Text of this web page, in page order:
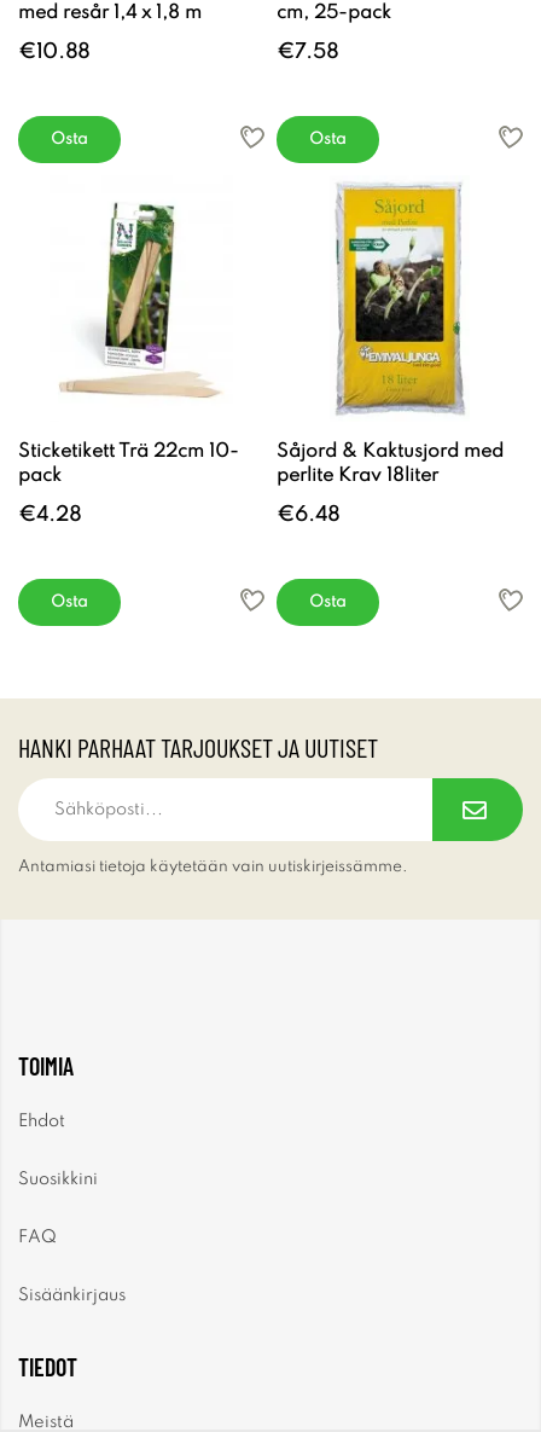
med resår 1,4 x 1,8 m
€10.88
Osta
cm, 25-pack
€7.58
Osta
Sticketikett Trä 22cm 10-
pack
€4.28
Osta
Såjord & Kaktusjord med
perlite Krav 18liter
€6.48
Osta
HANKI PARHAAT TARJOUKSET JA UUTISET
Antamiasi tietoja käytetään vain uutiskirjeissämme.
TOIMIA
Ehdot
Suosikkini
FAQ
Sisäänkirjaus
TIEDOT
Meistä